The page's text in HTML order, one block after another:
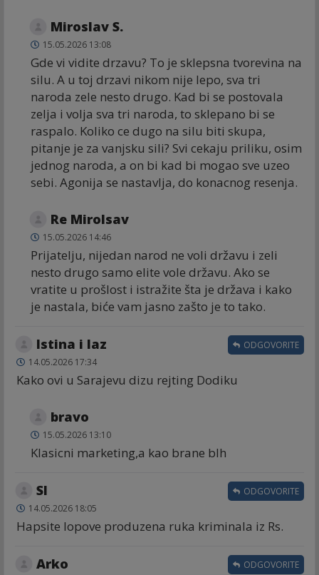
Miroslav S.
15.05.2026 13:08
Gde vi vidite drzavu? To je sklepsna tvorevina na
silu. A u toj drzavi nikom nije lepo, sva tri
naroda zele nesto drugo. Kad bi se postovala
zelja i volja sva tri naroda, to sklepano bi se
raspalo. Koliko ce dugo na silu biti skupa,
pitanje je za vanjsku sili? Svi cekaju priliku, osim
jednog naroda, a on bi kad bi mogao sve uzeo
sebi. Agonija se nastavlja, do konacnog resenja.
Re Mirolsav
15.05.2026 14:46
Prijatelju, nijedan narod ne voli državu i zeli
nesto drugo samo elite vole državu. Ako se
vratite u prošlost i istražite šta je država i kako
je nastala, biće vam jasno zašto je to tako.
Istina i laz
14.05.2026 17:34
Kako ovi u Sarajevu dizu rejting Dodiku
ODGOVORITE
bravo
15.05.2026 13:10
Klasicni marketing,a kao brane bIh
Sl
14.05.2026 18:05
Hapsite lopove produzena ruka kriminala iz Rs.
ODGOVORITE
Arko ODGOVORITE